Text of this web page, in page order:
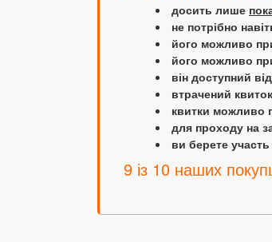
досить лише
не потрібно
його можливо
його можливо
він доступний
втрачений
квитки можливо
для проходу на
ви берете участь
9 із 10 наших